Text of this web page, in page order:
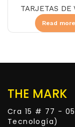
TARJETAS DE
Read more
THE MARK
Cra 15 # 77 -
Tecnología)